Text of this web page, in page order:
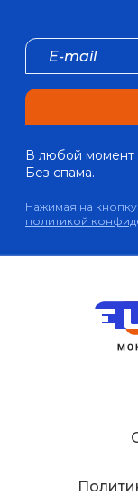
В любой момент
Без спама.
Нажимая на
политикой